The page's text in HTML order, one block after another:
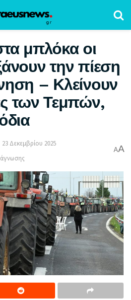
μπλόκα οι
την πίεση
– Κλείνουν
των Τεμπών,
23 Δεκεμβρίου 2025
AA